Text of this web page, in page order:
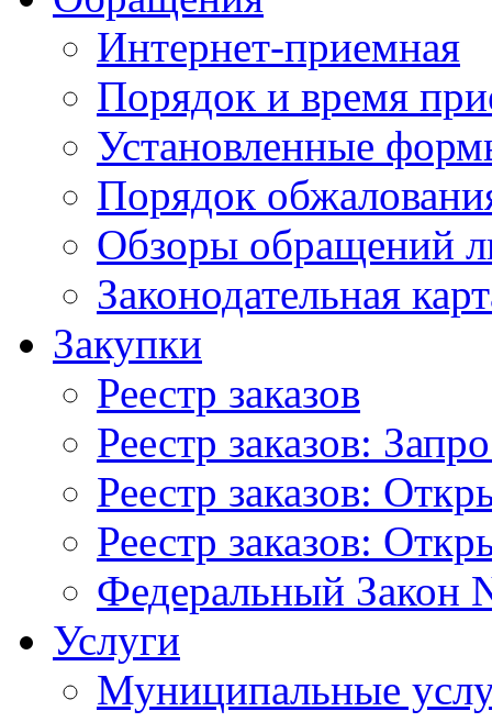
Интернет-приемная
Порядок и время
Установленные
Порядок
Обзоры обращений
Законодательная
Закупки
Реестр заказов
Реестр заказов:
Реестр заказов:
Реестр заказов:
Федеральный Закон
Услуги
Муниципальные